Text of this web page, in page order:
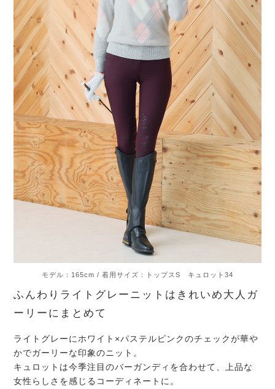
モデル：165cm / 着用サイズ：トップスS キュロット34
ふんわりライトグレーニットはきれいめ大人ガ
ーリーにまとめて
ライトグレーにホワイト×パステルピンクのチェックが華や
かでガーリーな印象のニット。
キュロットは今季注目のバーガンディを合わせて、上品な
女性らしさを感じるコーディネートに。